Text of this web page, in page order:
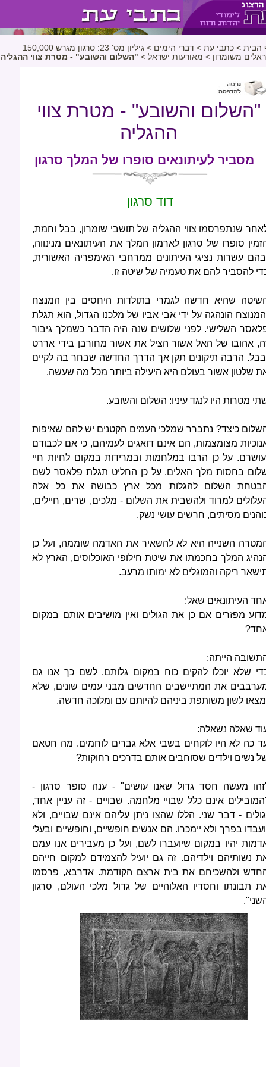
הבית > כתבי עת > דברי הימים >
גיליון מס' 23: סרגון מגרש 150,000
משומרון > מאורעות ישראל > "השלום והשובע" - מטרת צווי ההגליה
"השלום והשובע" - מטרת צווי
ההגליה
מסביר לעיתונאים סופרו של המלך סרגון
דוד סרגון
שנתפרסמו צווי ההגליה של תושבי שומרון, בבל וחמת,
סופרו של סרגון לארמון המלך את העיתונאים מנינווה,
עשרות נציגי העיתונים ממרחבי האימפריה האשורית,
להסביר להם את טעמיה של שיטה זו.
שהיא חדשה לגמרי בתולדות היחסים בין המנצח
הונהגה על ידי אבי אביו של מלכנו הגדול, הוא תגלת
השלישי. לפני שלושים שנה היה הדבר כשמלך גיבור
אהובו של האל אשור הציל את אשור מחורבן בידי אררט
הרבה תיקונים תקן אך הדרך החדשה שבחר בה לקיים
שלטון אשור בעולם היא היעילה ביותר מכל מה שעשה.
מטרות היו לנגד עיניו: השלום והשובע.
כיצד? נתברר שמלכי העמים הקטנים יש להם שאיפות
מצומצמות, הם אינם דואגים לעמיהם, כי אם לכבודם
על כן הרבו במלחמות ובמרידות במקום לחיות חיי
בחסות מלך האלים. על כן החליט תגלת פלאסר לשם
השלום להגלות מכל ארץ כבושה את כל אלה
למרוד ולהשבית את השלום - מלכים, שרים, חיילים,
מסיתים, חרשים עושי נשק.
השנייה היא לא להשאיר את האדמה שוממה, ועל כן
המלך בחכמתו את שיטת חילופי האוכלוסים, הארץ לא
ריקה והמוגלים לא ימותו מרעב.
העיתונאים שאל:
מפזרים אם כן את הגולים ואין מושיבים אותם במקום
הייתה:
שלא יוכלו להקים כוח במקום גלותם. לשם כך אנו גם
את המתיישבים החדשים מבני עמים שונים, שלא
לשון משותפת ביניהם להיותם עם ומלוכה חדשה.
שאלה נשאלה:
כה לא היו לוקחים בשבי אלא גברים לוחמים. מה חטאם
נשים וילדים שסוחבים אותם בדרכים רחוקות?
מעשה חסד גדול שאנו עושים" - ענה סופר סרגון -
אינם כלל שבויי מלחמה. שבויים - זה עניין אחד,
- דבר שני. הללו שהצו ניתן עליהם אינם שבויים, ולא
בפרך ולא יימכרו. הם אנשים חופשיים, וחופשיים ובעלי
יהיו במקום שיועברו לשם, ועל כן מעבירים אנו עמם
נשותיהם וילדיהם. זה גם יועיל להצמידם למקום חייהם
ולהשכיחם את בית ארצם הקודמת. אדרבא, פרסמו
תבונתו וחסדיו האלוהיים של גדול מלכי העולם, סרגון